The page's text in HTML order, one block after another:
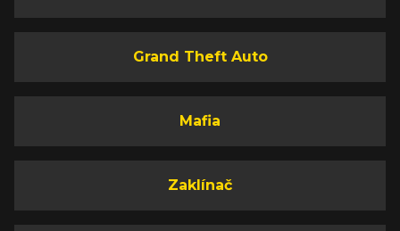
Grand Theft Auto
Mafia
Zaklínač